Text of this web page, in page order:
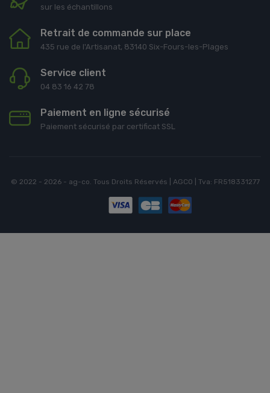
sur les échantillons
Retrait de commande sur place
435 rue de l'Artisanat, 83140 Six-Fours-les-Plages
Service client
04 83 16 42 78
Paiement en ligne sécurisé
Paiement sécurisé par certificat SSL
© 2022 - 2026 - ag-co. Tous Droits Réservés | AGCO | Tva: FR518331277